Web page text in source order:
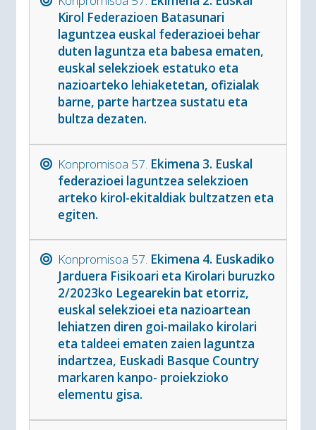
Kirol Federazioen Batasunari
laguntzea euskal federazioei behar
duten laguntza eta babesa ematen,
euskal selekzioek estatuko eta
nazioarteko lehiaketetan, ofizialak
barne, parte hartzea sustatu eta
bultza dezaten.
Konpromisoa 57. Ekimena 3. Euskal
federazioei laguntzea selekzioen
arteko kirol-ekitaldiak bultzatzen eta
egiten.
Konpromisoa 57. Ekimena 4. Euskadiko
Jarduera Fisikoari eta Kirolari buruzko
2/2023ko Legearekin bat etorriz,
euskal selekzioei eta nazioartean
lehiatzen diren goi-mailako kirolari
eta taldeei ematen zaien laguntza
indartzea, Euskadi Basque Country
markaren kanpo- proiekzioko
elementu gisa.